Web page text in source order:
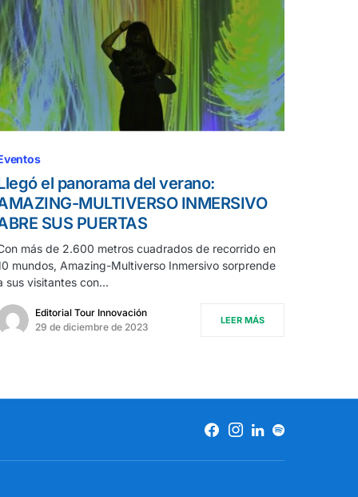
el panorama del verano:
MULTIVERSO INMERSIVO
SUS PUERTAS
más de 2.600 metros cuadrados de recorrido en
mundos, Amazing-Multiverso Inmersivo sorprende
sus visitantes con…
Editorial Tour Innovación
29 de diciembre de 2023
LEER MÁS